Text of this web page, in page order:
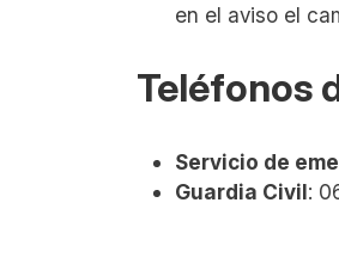
en el aviso el
Teléfonos
Servicio de
Guardia Civil: